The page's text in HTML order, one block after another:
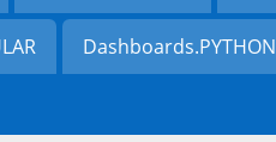
Dashboards.PYTHON